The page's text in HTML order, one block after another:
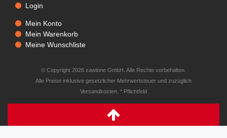
Login
Mein Konto
Mein Warenkorb
Meine Wunschliste
© Copyright 2026 zawione GmbH. Alle Rechte vorbehalten.
Alle Preise inklusive gesetzlicher Mehrwertsteuer und zuzüglich
Versandkosten. * Pflichtfeld